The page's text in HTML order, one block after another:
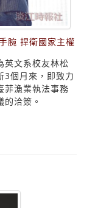
腕 捍衛國家主權
英文系校友林松
3個月來，即致力
菲漁業執法事務
洽簽。